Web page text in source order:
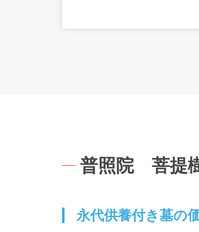
普照院 菩提
永代供養付き墓の